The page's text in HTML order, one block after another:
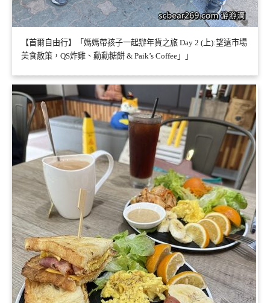
【首爾自由行】「媽媽帶孩子一起辦年貨之旅 Day 2 (上):望遠市場
美食散策，QS炸雞、勳勳糖餅 & Paik’s Coffee」」